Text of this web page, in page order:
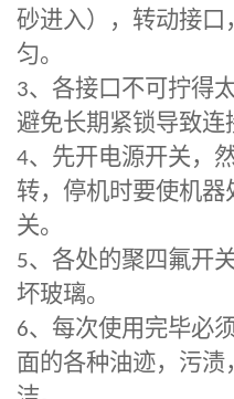
砂进入），转动接口
匀。
3、各接口不可拧得
避免长期紧锁导致连
4、先开电源开关，
转，停机时要使机
关。
5、各处的聚四氟开
坏玻璃。
6、每次使用完毕必
面的各种油迹，污